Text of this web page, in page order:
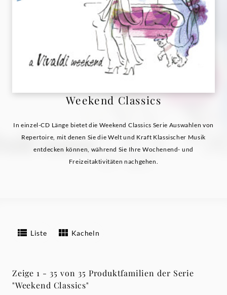
Weekend Classics
In einzel-CD Länge bietet die Weekend Classics Serie Auswahlen von
Repertoire, mit denen Sie die Welt und Kraft Klassischer Musik
entdecken können, während Sie Ihre Wochenend- und
Freizeitaktivitäten nachgehen.
Liste Kacheln
Zeige 1 - 35 von 35 Produktfamilien der Serie
"Weekend Classics"